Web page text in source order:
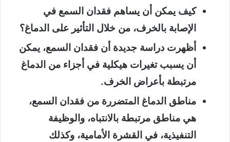
كيف يمكن أن يساهم فقدان السمع في
الإصابة بالخرف، من خلال التأثير على الدماغ؟
أظهرت دراسة جديدة أن فقدان السمع، يمكن
أن يسبب تغيرات هيكلية في أجزاء من الدماغ
مرتبطة بأعراض الخرف.
مناطق الدماغ المتضررة من فقدان السمع،
هي مناطق مرتبطة بالانتباه، والوظيفة
التنفيذية، في القشرة الأمامية، وكذلك